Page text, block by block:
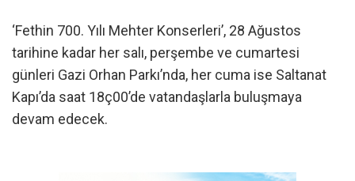
‘Fethin 700. Yılı Mehter Konserleri’, 28 Ağustos
tarihine kadar her salı, perşembe ve cumartesi
günleri Gazi Orhan Parkı’nda, her cuma ise Saltanat
Kapı’da saat 18ç00’de vatandaşlarla buluşmaya
devam edecek.